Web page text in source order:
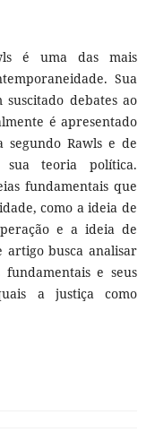
é uma das mais
Sua
debates ao
é apresentado
segundo Rawls e de
teoria política.
fundamentais que
como a ideia de
e a ideia de
artigo busca analisar
e seus
a justiça como